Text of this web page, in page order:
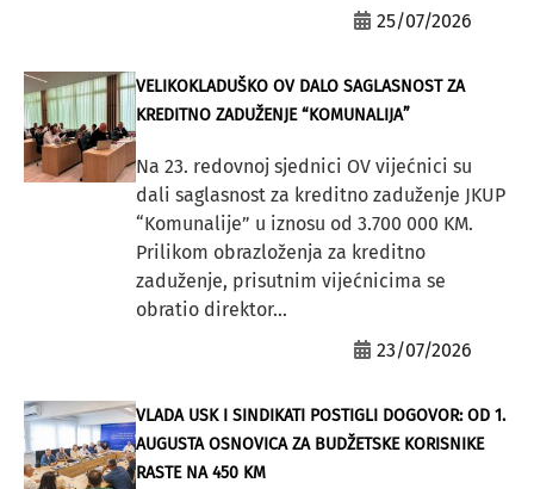
25/07/2026
VELIKOKLADUŠKO OV DALO SAGLASNOST ZA
KREDITNO ZADUŽENJE “KOMUNALIJA”
Na 23. redovnoj sjednici OV vijećnici su
dali saglasnost za kreditno zaduženje JKUP
“Komunalije” u iznosu od 3.700 000 KM.
Prilikom obrazloženja za kreditno
zaduženje, prisutnim vijećnicima se
obratio direktor...
23/07/2026
VLADA USK I SINDIKATI POSTIGLI DOGOVOR: OD 1.
AUGUSTA OSNOVICA ZA BUDŽETSKE KORISNIKE
RASTE NA 450 KM